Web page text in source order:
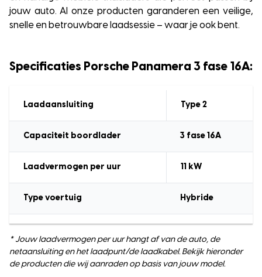
jouw auto. Al onze producten garanderen een veilige,
snelle en betrouwbare laadsessie – waar je ook bent.
Specificaties Porsche Panamera 3 fase 16A:
Laadaansluiting Type 2
Capaciteit boordlader 3 fase 16A
Laadvermogen per uur 11 kW
Type voertuig Hybride
* Jouw laadvermogen per uur hangt af van de auto, de
netaansluiting en het laadpunt/de laadkabel. Bekijk hieronder
de producten die wij aanraden op basis van jouw model.